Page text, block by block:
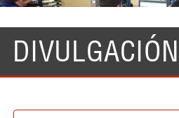
DIVULGACIÓN